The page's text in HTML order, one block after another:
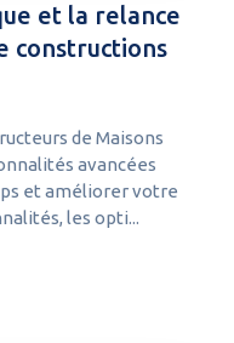
et la relance
constructions
de Maisons
avancées
et améliorer votre
les opti...